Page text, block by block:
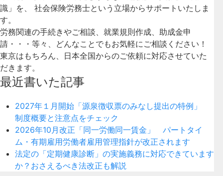
識」を、 社会保険労務士という立場からサポートいたしま
す。
労務関連の手続きやご相談、就業規則作成、助成金申
請・・・等々、どんなことでもお気軽にご相談ください！
東京はもちろん、日本全国からのご依頼に対応させていた
だきます。
最近書いた記事
2027年１月開始「源泉徴収票のみなし提出の特例」
制度概要と注意点をチェック
2026年10月改正「同一労働同一賃金」 パートタイ
ム・有期雇用労働者雇用管理指針が改正されます
法定の「定期健康診断」の実施義務に対応できています
か？おさえるべき法改正も解説